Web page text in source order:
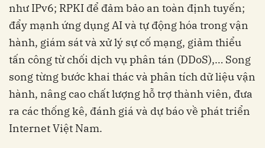
như IPv6; RPKI để đảm bảo an toàn định tuyến;
đẩy mạnh ứng dụng AI và tự động hóa trong vận
hành, giám sát và xử lý sự cố mạng, giảm thiểu
tấn công từ chối dịch vụ phân tán (DDoS),… Song
song từng bước khai thác và phân tích dữ liệu vận
hành, nâng cao chất lượng hỗ trợ thành viên, đưa
ra các thống kê, đánh giá và dự báo về phát triển
Internet Việt Nam.